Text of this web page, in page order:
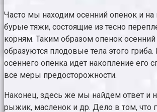
Часто мы находим осенний опенок и на
бурые тяжи, состоящие из тесно
корням. Таким образом опенок
образуются плодовые тела этого
осеннего опенка идет накопление его
все меры предосторожности.
Наконец, здесь же мы найдем ответ и
рыжик, масленок и др. Дело в том, что